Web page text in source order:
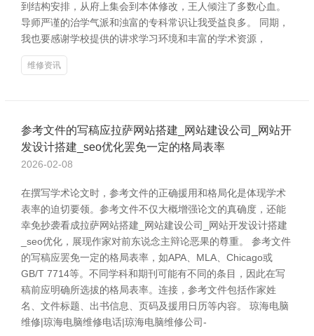
到结构安排，从府上集会到本体修改，王人倾注了多数心血。
导师严谨的治学气派和浊富的专科常识让我受益良多。 同期，
我也要感谢学校提供的讲求学习环境和丰富的学术资源，
维修资讯
参考文件的写稿应拉萨网站搭建_网站建设公司_网站开
发设计搭建_seo优化罢免一定的格局表率
2026-02-08
在撰写学术论文时，参考文件的正确援用和格局化是体现学术
表率的迫切要领。参考文件不仅大概增强论文的真确度，还能
幸免抄袭看成拉萨网站搭建_网站建设公司_网站开发设计搭建
_seo优化，展现作家对前东说念主辩论恶果的尊重。 参考文件
的写稿应罢免一定的格局表率，如APA、MLA、Chicago或
GB/T 7714等。不同学科和期刊可能有不同的条目，因此在写
稿前应明确所选拔的格局表率。连接，参考文件包括作家姓
名、文件标题、出书信息、页码及援用日历等内容。 琼海电脑
维修|琼海电脑维修电话|琼海电脑维修公司-